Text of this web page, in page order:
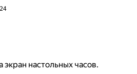
экран настольных часов.